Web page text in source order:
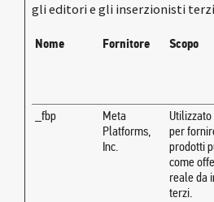
gli editori e gli inserzionisti
Nome Fornitore Scopo
_fbp
Meta
Platforms,
Inc.
per
prodotti
come
reale da
terzi.